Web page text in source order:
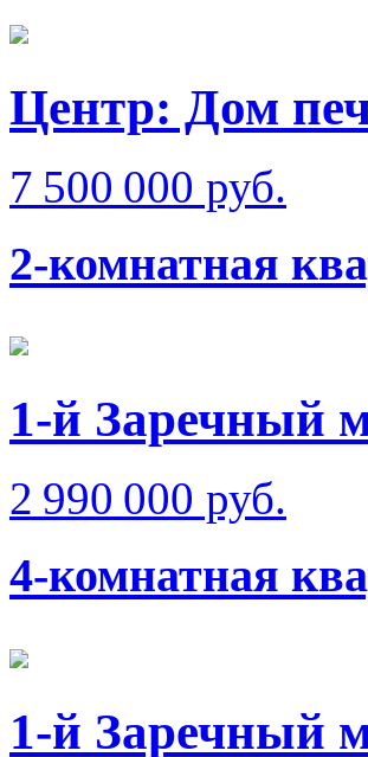
Центр: Дом
7 500 000 руб.
2-комнатная
1-й Заречный
2 990 000 руб.
4-комнатная
1-й Заречный